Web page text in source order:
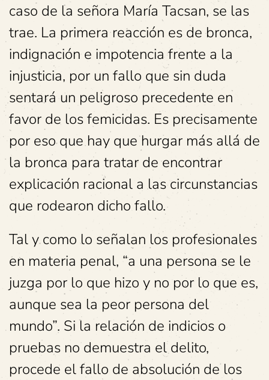
caso de la señora María Tacsan, se las
trae. La primera reacción es de bronca,
indignación e impotencia frente a la
injusticia, por un fallo que sin duda
sentará un peligroso precedente en
favor de los femicidas. Es precisamente
por eso que hay que hurgar más allá de
la bronca para tratar de encontrar
explicación racional a las circunstancias
que rodearon dicho fallo.
Tal y como lo señalan los profesionales
en materia penal, “a una persona se le
juzga por lo que hizo y no por lo que es,
aunque sea la peor persona del
mundo”. Si la relación de indicios o
pruebas no demuestra el delito,
procede el fallo de absolución de los